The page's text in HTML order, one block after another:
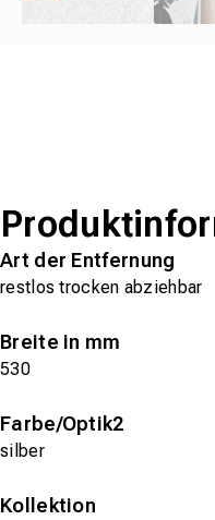
Art der Entfernung
restlos trocken abziehbar
Breite in mm
530
Farbe/Optik2
silber
Kollektion